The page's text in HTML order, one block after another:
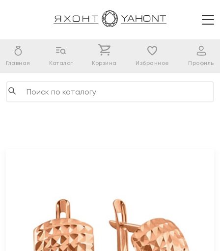
Главная Каталог Корзина Избранное Профиль